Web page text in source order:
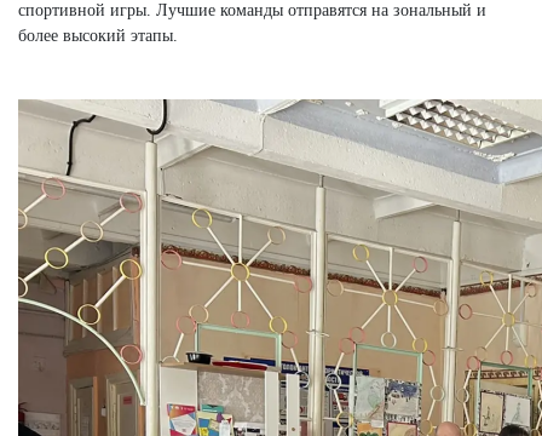
спортивной игры. Лучшие команды отправятся на зональный и
более высокий этапы.